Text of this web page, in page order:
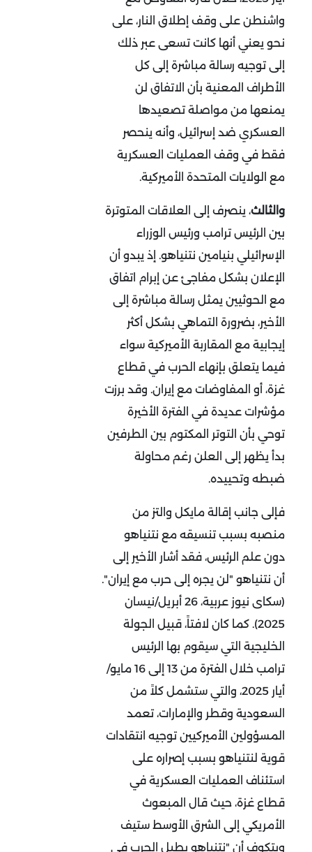
واشنطن على وقف إطلاق النار، على
نحو يعني أنها كانت تسعى عبر ذلك
إلى توجيه رسالة مباشرة إلى كل
الأطراف المعنية بأن الاتفاق لن
يمنعها من مواصلة تصعيدها
العسكري ضد إسرائيل، وأنه ينحصر
فقط في وقف العمليات العسكرية
مع الولايات المتحدة الأميركية.
والثالث، ينصرف إلى العلاقات المتوترة
بين الرئيس ترامب ورئيس الوزراء
الإسرائيلي بنيامين نتنياهو. إذ يبدو أن
الإعلان بشكل مفاجئ عن إبرام اتفاق
مع الحوثيين يمثل رسالة مباشرة إلى
الأخير، بضرورة التماهي بشكل أكثر
إيجابية مع المقاربة الأميركية سواء
فيما يتعلق بإنهاء الحرب في قطاع
غزة، أو المفاوضات مع إيران. وقد برزت
مؤشرات عديدة في الفترة الأخيرة
توحي بأن التوتر المكتوم بين الطرفين
بدأ يظهر إلى العلن رغم محاولة
ضبطه وتحييده.
فإلى جانب إقالة مايكل والتز من
منصبه بسبب تنسيقه مع نتنياهو
دون علم الرئيس، فقد أشار الأخير إلى
أن نتنياهو "لن يجره إلى حرب مع إيران".
(سكاى نيوز عربية، 26 أبريل/نيسان
2025). كما كان لافتاً، قبيل الجولة
الخليجية التي سيقوم بها الرئيس
ترامب خلال الفترة من 13 إلى 16 مايو/
أيار 2025، والتي ستشمل كلاً من
السعودية وقطر والإمارات، تعمد
المسؤولين الأميركيين توجيه انتقادات
قوية لنتنياهو بسبب إصراره على
استئناف العمليات العسكرية في
قطاع غزة، حيث قال المبعوث
الأمريكي إلى الشرق الأوسط ستيف
ويتكوف أن "نتنياهو يطيل الحرب في